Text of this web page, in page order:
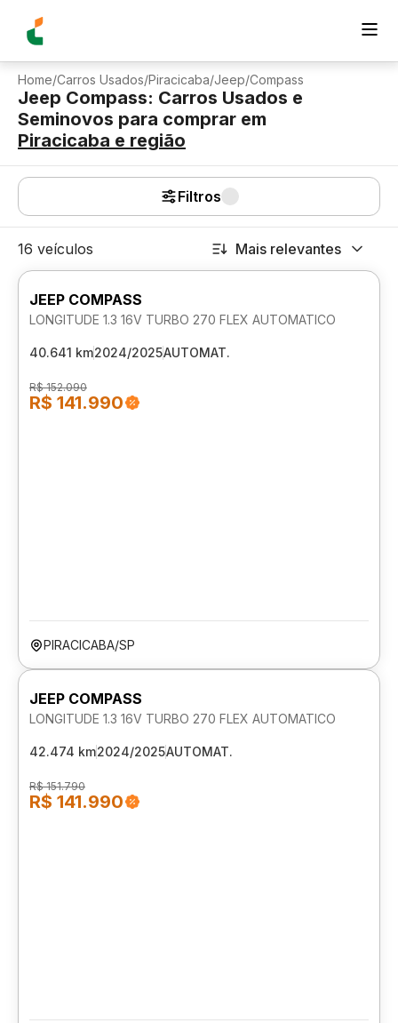
Home/Carros Usados/Piracicaba/Jeep/Compass
Jeep Compass: Carros Usados e
Seminovos para comprar em
Piracicaba e região
Filtros
16 veículos Mais relevantes
JEEP COMPASS
LONGITUDE 1.3 16V TURBO 270 FLEX AUTOMATICO
40.641 km2024/2025AUTOMAT.
R$ 152.090
R$ 141.990
PIRACICABA/SP
JEEP COMPASS
LONGITUDE 1.3 16V TURBO 270 FLEX AUTOMATICO
42.474 km2024/2025AUTOMAT.
R$ 151.790
R$ 141.990